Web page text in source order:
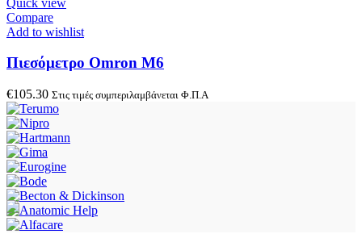
Compare
Add to wishlist
Πιεσόμετρο Omron M6
€105.30 Στις τιμές συμπεριλαμβάνεται Φ.Π.Α